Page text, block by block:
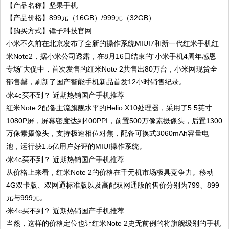
【产品名称】坚果手机
【产品价格】899元（16GB）/999元（32GB）
【购买方式】锤子科技官网
小米不久前在北京发布了全新的操作系统MIUI7和新一代红米手机红
米Note2，据小米公司透露，在8月16日结束的“小米手机4周年感恩
专场”大促中，首次发售的红米Note 2共售出80万台，小米网现货全
部售罄，刷新了国产智能手机新品首发12小时销售纪录。
红米Note 2配备主流旗舰水平的Helio X10处理器，采用了5.5英寸
1080P屏，屏幕密度达到400PPI，前置500万像素摄像头，后置1300
万像素摄像头，支持极速相位对焦，配备可换式3060mAh容量电
池，运行获1.5亿用户好评的MIUI操作系统。
从价格上来看，红米Note 2的价格在千元机市场极具竞争力。移动
4G双卡版、双网通标准版以及高配双网通版的售价分别为799、899
元与999元。
当然，这样的价格定位也让红米Note 2史无前例的将旗舰级别的手机